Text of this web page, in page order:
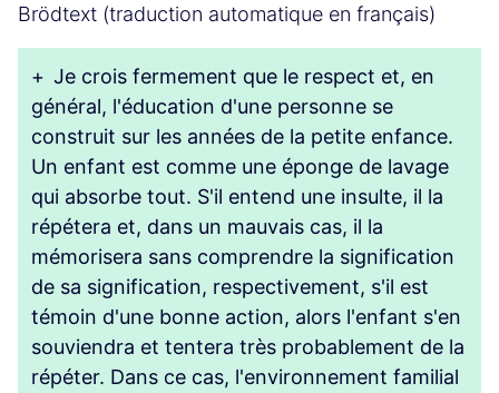
Brödtext (traduction automatique en français)
+ Je crois fermement que le respect et, en
général, l'éducation d'une personne se
construit sur les années de la petite enfance.
Un enfant est comme une éponge de lavage
qui absorbe tout. S'il entend une insulte, il la
répétera et, dans un mauvais cas, il la
mémorisera sans comprendre la signification
de sa signification, respectivement, s'il est
témoin d'une bonne action, alors l'enfant s'en
souviendra et tentera très probablement de la
répéter. Dans ce cas, l'environnement familial